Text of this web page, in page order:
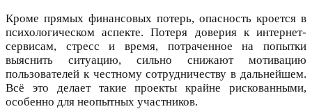
Кроме прямых финансовых потерь, опасность кроется в
психологическом аспекте. Потеря доверия к интернет-
сервисам, стресс и время, потраченное на попытки
выяснить ситуацию, сильно снижают мотивацию
пользователей к честному сотрудничеству в дальнейшем.
Всё это делает такие проекты крайне рискованными,
особенно для неопытных участников.